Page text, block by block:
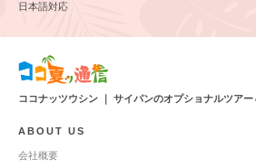
日本語対応
ココナッツウシン ｜ サイパンのオプショナルツアー
ABOUT US
会社概要